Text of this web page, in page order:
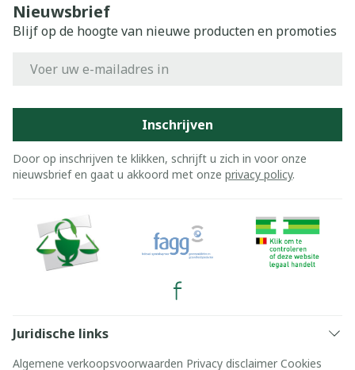
Nieuwsbrief
Blijf op de hoogte van nieuwe producten en promoties
Inschrijven
Door op inschrijven te klikken, schrijft u zich in voor onze
nieuwsbrief en gaat u akkoord met onze privacy policy.
Juridische links
Algemene verkoopsvoorwaarden Privacy disclaimer Cookies